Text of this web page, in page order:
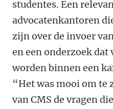
studentes. Een
advocatenkantoren
zijn over de invoer
en een onderzoek
worden binnen een
“Het was mooi om te
van CMS de vragen